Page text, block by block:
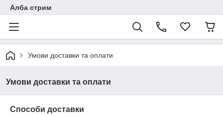
Алба стрим
Умови доставки та оплати
Умови доставки та оплати
Способи доставки